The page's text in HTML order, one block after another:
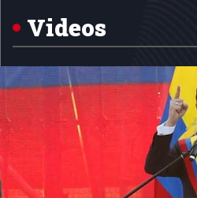
Videos